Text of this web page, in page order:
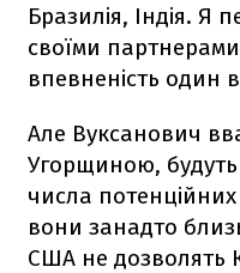
Бразилія, Індія. Я
своїми
впевненість один
Але Вуксанович
Угорщиною, будуть
числа потенційних
вони занадто
США не дозволять